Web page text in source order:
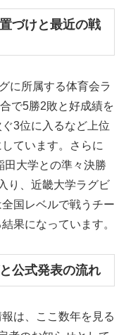
づけと最近の戦
に所属する体育会ラ
で5勝2敗と好成績を
3位に入るなど上位
ています。さらに
田大学との準々決勝
り、近畿大学ラグビ
国レベルで戦うチー
果になっています。
公式発表の流れ
は、ここ数年を見る